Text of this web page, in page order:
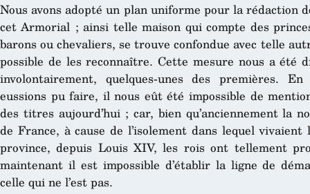
Nous avons adopté un plan uniforme pour la rédaction
cet Armorial ; ainsi telle maison qui compte des
barons ou chevaliers, se trouve confondue avec telle
possible de les reconnaître. Cette mesure nous a été
involontairement, quelques-unes des premières.
eussions pu faire, il nous eût été impossible de
des titres aujourd’hui ; car, bien qu’anciennement la
de France, à cause de l’isolement dans lequel
province, depuis Louis XIV, les rois ont tellement
maintenant il est impossible d’établir la ligne de
celle qui ne l’est pas.